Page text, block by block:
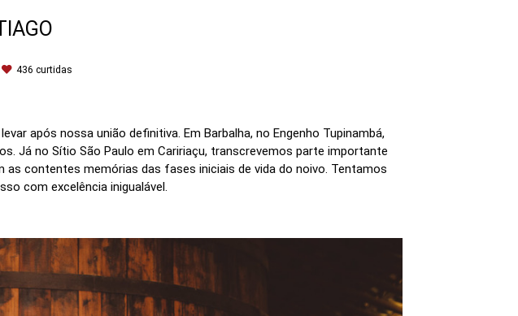
436 curtidas
após nossa união definitiva. Em Barbalha, no Engenho Tupinambá,
Já no Sítio São Paulo em Caririaçu, transcrevemos parte importante
contentes memórias das fases iniciais de vida do noivo. Tentamos
com excelência inigualável.